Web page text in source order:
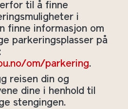
til å finne
i
finne informasjon om
parkeringsplasser på
om/parkering.
reisen din og
dine i henhold til
stengingen.